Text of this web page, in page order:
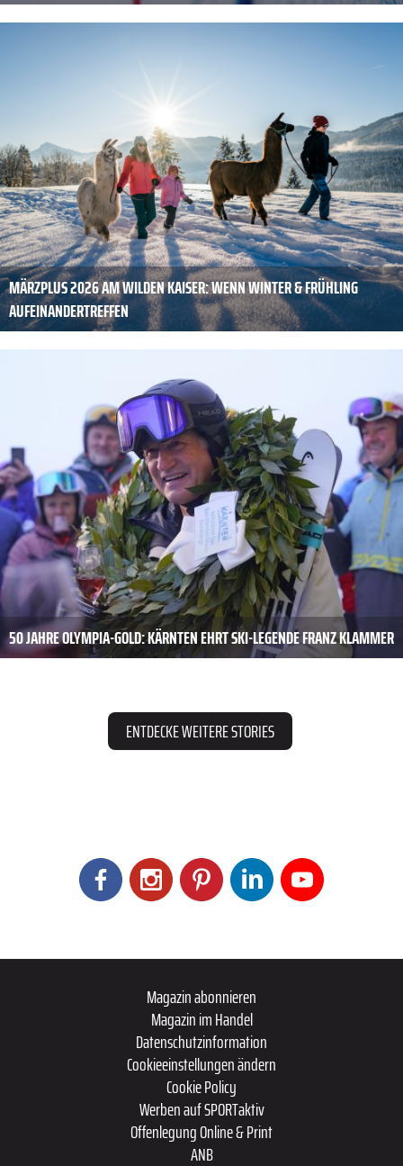
MÄRZPLUS 2026 AM WILDEN KAISER: WENN WINTER & FRÜHLING
AUFEINANDERTREFFEN
50 JAHRE OLYMPIA-GOLD: KÄRNTEN EHRT SKI-LEGENDE FRANZ KLAMMER
ENTDECKE WEITERE STORIES
Magazin abonnieren
Magazin im Handel
Datenschutzinformation
Cookieeinstellungen ändern
Cookie Policy
Werben auf SPORTaktiv
Offenlegung Online & Print
ANB